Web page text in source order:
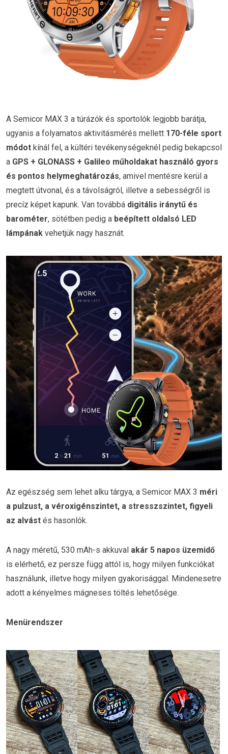
A Semicor MAX 3 a túrázók és sportolók legjobb barátja,
ugyanis a folyamatos aktivitásmérés mellett 170-féle sport
módot kínál fel, a kültéri tevékenységeknél pedig bekapcsol
a GPS + GLONASS + Galileo műholdakat használó gyors
és pontos helymeghatározás, amivel mentésre kerül a
megtett útvonal, és a távolságról, illetve a sebességről is
precíz képet kapunk. Van továbbá digitális iránytű és
barométer, sötétben pedig a beépített oldalsó LED
lámpának vehetjük nagy hasznát.
Az egészség sem lehet alku tárgya, a Semicor MAX 3 méri
a pulzust, a véroxigénszintet, a stresszszintet, figyeli
az alvást és hasonlók.
A nagy méretű, 530 mAh-s akkuval akár 5 napos üzemidő
is elérhető, ez persze függ attól is, hogy milyen funkciókat
használunk, illetve hogy milyen gyakorisággal. Mindenesetre
adott a kényelmes mágneses töltés lehetősége.
Menürendszer